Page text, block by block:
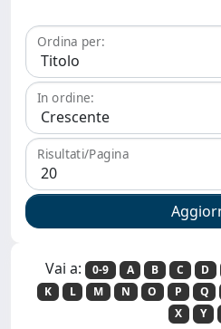
Ordina per:
In ordine:
Risultati/Pagina
Vai a: 0-9 A B C D
K
L M N O P Q
X
Y